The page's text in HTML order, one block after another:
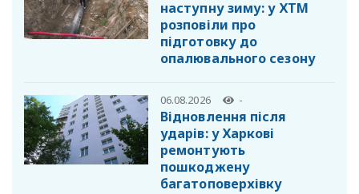
наступну зиму: у ХТМ
розповіли про
підготовку до
опалювального сезону
06.08.2026 -
Відновлення після
ударів: у Харкові
ремонтують
пошкоджену
багатоповерхівку